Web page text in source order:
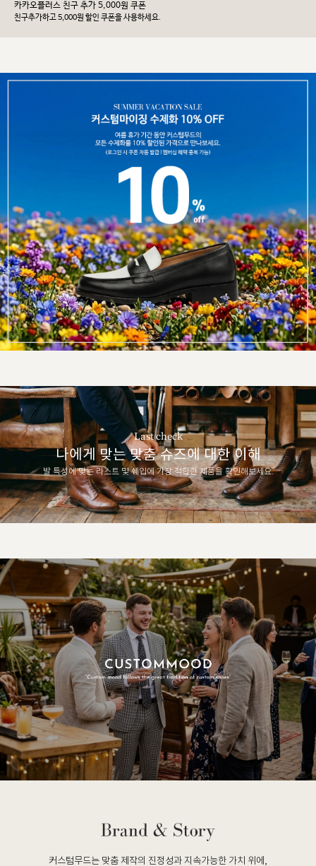
카카오플러스 친구 추가 5,000원 쿠폰
친구추가하고 5,000원 할인 쿠폰을 사용하세요.
Last check
나에게 맞는 맞춤 슈즈에 대한 이해
발 특성에 맞는 라스트 및 쉐입에 가장 적합한 제품을 확인해보세요.
커스텀무드는 맞춤 제작의 진정성과 지속가능한 가치 위에,